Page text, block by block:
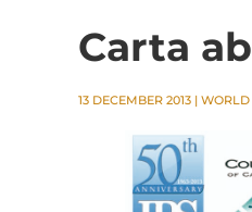
Carta
13 DECEMBER 2013 | WORLD